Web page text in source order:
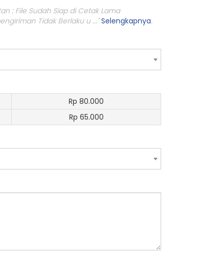
: File Sudah Siap di Cetak Lama
Tidak Berlaku u ..."Selengkapnya.
Rp 80.000
Rp 65.000